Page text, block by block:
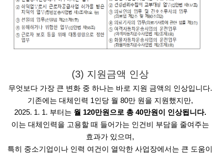
(3) 지원금액 인상
무엇보다 가장 큰 변화 중 하나는 바로 지원 금액의 인상입니다.
기존에는 대체인력 1인당 월 80만 원을 지원했지만,
2025. 1. 1. 부터는 월 120만원으로 총 40만원이 인상됩니다.
이는 대체인력을 고용할 때 들어가는 인건비 부담을 줄여주는
효과가 있으며,
특히 중소기업이나 인력 여건이 열악한 사업장에서는 큰 도움이